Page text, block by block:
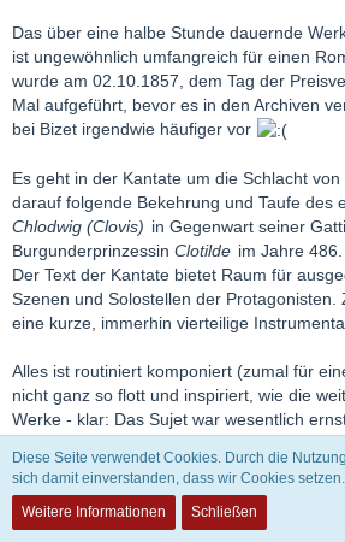
Das über eine halbe Stunde dauernde
ist ungewöhnlich umfangreich für einen
wurde am 02.10.1857, dem Tag der
Mal aufgeführt, bevor es in den Archiven
bei Bizet irgendwie häufiger vor
Es geht in der Kantate um die Schlacht
darauf folgende Bekehrung und Taufe des
Chlodwig (Clovis) in Gegenwart seiner
Burgunderprinzessin Clotilde im Jahre 486.
Der Text der Kantate bietet Raum für
Szenen und Solostellen der Protagonisten.
eine kurze, immerhin vierteilige
Alles ist routiniert komponiert (zumal für
nicht ganz so flott und inspiriert, wie die
Werke - klar: Das Sujet war wesentlich
hemmte den jungen Komponisten in seiner
Experimentierfreudigkeit ein wenig
Diese Seite verwendet Cookies. Durch die
sich damit einverstanden, dass wir Cookies setzen.
Weitere Informationen
Schließen